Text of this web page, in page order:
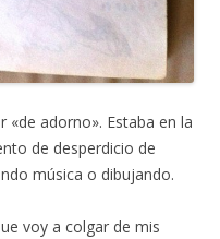
«de adorno». Estaba en la
de desperdicio de
música o dibujando.
voy a colgar de mis